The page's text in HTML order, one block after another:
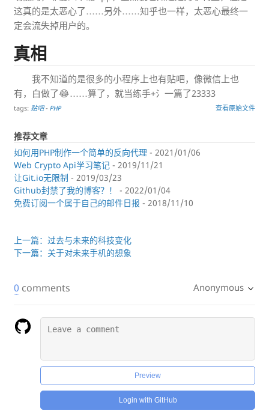
这真的是太恶心了……另外……知乎也一样，太恶心最终一
定会流失掉用户的。
真相
我不知道的是很多的小程序上也有贴吧，像微信上也
有，白做了😂……算了，就当练手+氵一篇了23333
tags: 贴吧- PHP 查看原始文件
推荐文章
如何用PHP制作一个简单的反向代理 - 2021/01/06
Web Crypto Api学习笔记 - 2019/11/21
让Git.io无限制 - 2019/03/23
Github封禁了我的博客？！
- 2022/01/04
免费订阅一个属于自己的邮件日报 - 2018/11/10
上一篇：过去与未来的科技变化
下一篇：关于对未来手机的想象
0 comments Anonymous
Preview
Login with GitHub